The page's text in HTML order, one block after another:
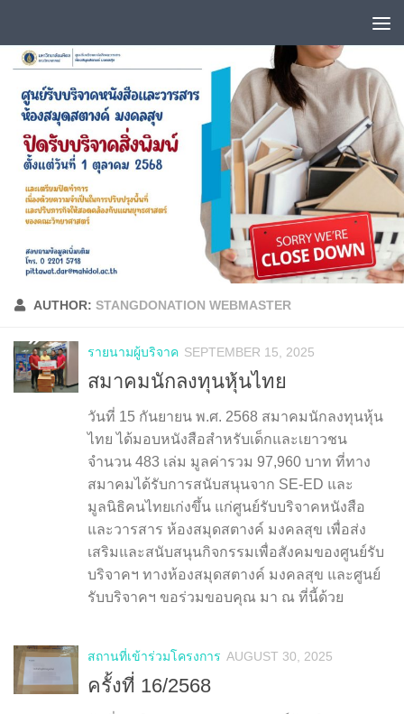
AUTHOR: STANGDONATION WEBMASTER
รายนามผู้บริจาค SEPTEMBER 15, 2025
สมาคมนักลงทุนหุ้นไทย
วันที่ 15 กันยายน พ.ศ. 2568 สมาคมนักลงทุนหุ้น
ไทย ได้มอบหนังสือสำหรับเด็กและเยาวชน
จำนวน 483 เล่ม มูลค่ารวม 97,960 บาท ที่ทาง
สมาคมได้รับการสนับสนุนจาก SE-ED และ
มูลนิธิคนไทยเก่งขึ้น แก่ศูนย์รับบริจาคหนังสือ
และวารสาร ห้องสมุดสตางค์ มงคลสุข เพื่อส่ง
เสริมและสนับสนุนกิจกรรมเพื่อสังคมของศูนย์รับ
บริจาคฯ ทางห้องสมุดสตางค์ มงคลสุข และศูนย์
รับบริจาคฯ ขอร่วมขอบคุณ มา ณ ที่นี้ด้วย
สถานที่เข้าร่วมโครงการ AUGUST 30, 2025
ครั้งที่ 16/2568